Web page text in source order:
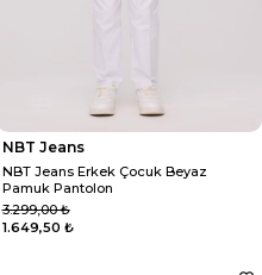
NBT Jeans
NBT Jeans Erkek Çocuk Beyaz
Pamuk Pantolon
1.649,50 ₺
3.299,00 ₺